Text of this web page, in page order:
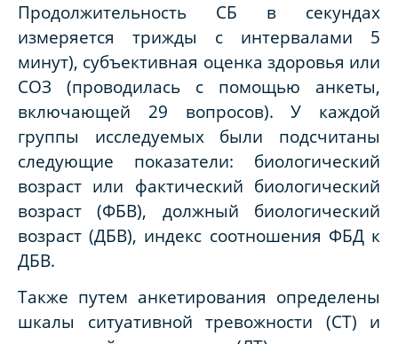
Продолжительность СБ в секундах
измеряется трижды с интервалами 5
минут), субъективная оценка здоровья или
СОЗ (проводилась с помощью анкеты,
включающей 29 вопросов). У каждой
группы исследуемых были подсчитаны
следующие показатели: биологический
возраст или фактический биологический
возраст (ФБВ), должный биологический
возраст (ДБВ), индекс соотношения ФБД к
ДБВ.
Также путем анкетирования определены
шкалы ситуативной тревожности (СТ) и